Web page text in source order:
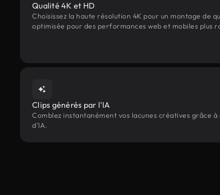
Qualité 4K et HD
Choisissez la haute résolution 4K pour un montage de
optimisée pour des performances web et mobiles plus
Clips générés par l'IA
Comblez instantanément vos lacunes créatives grâce
d'IA.